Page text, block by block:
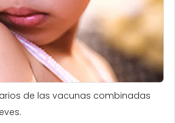
de las vacunas combinadas